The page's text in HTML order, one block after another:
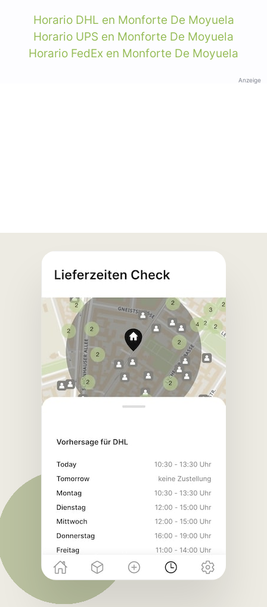
Horario DHL en Monforte De Moyuela
Horario UPS en Monforte De Moyuela
Horario FedEx en Monforte De Moyuela
Anzeige